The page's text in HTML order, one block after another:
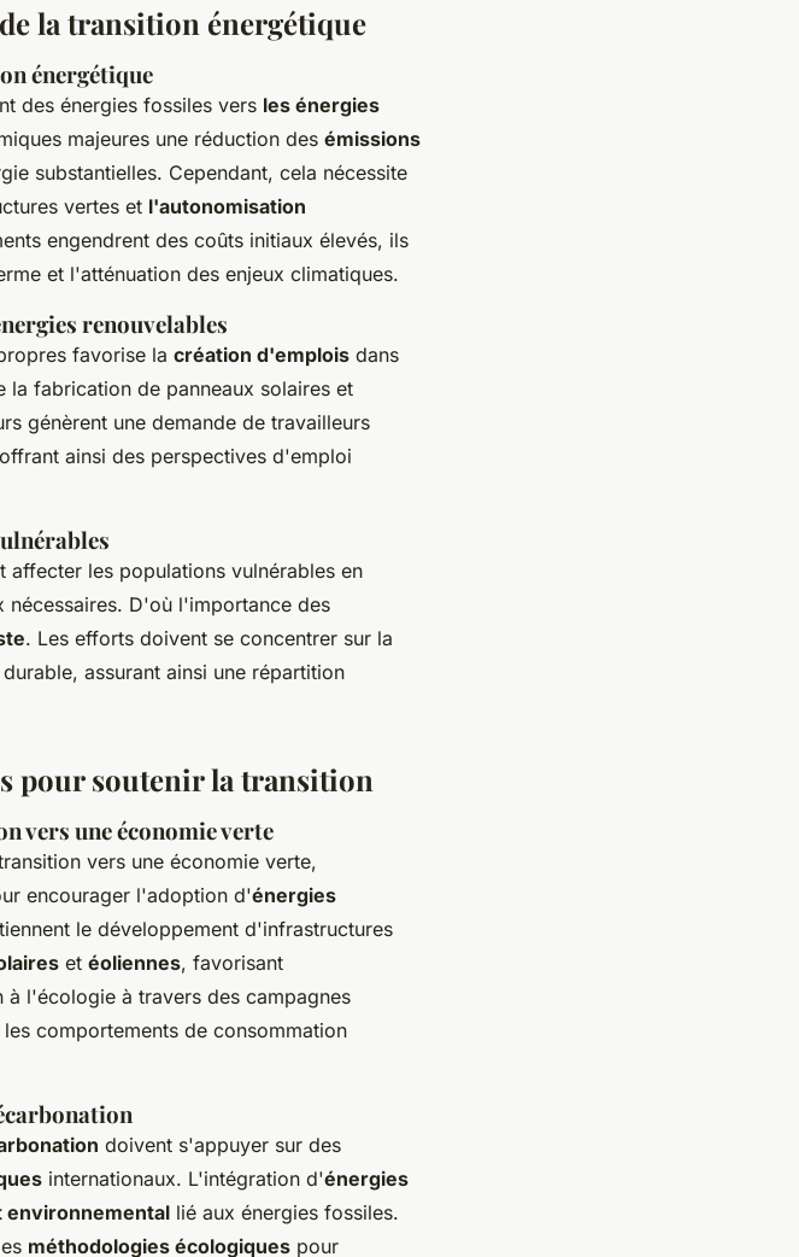
la transition énergétique
énergétique
des énergies fossiles vers les énergies
majeures une réduction des émissions
substantielles. Cependant, cela nécessite
vertes et l'autonomisation
engendrent des coûts initiaux élevés, ils
et l'atténuation des enjeux climatiques.
renouvelables
favorise la création d'emplois dans
la fabrication de panneaux solaires et
génèrent une demande de travailleurs
ainsi des perspectives d'emploi
affecter les populations vulnérables en
nécessaires. D'où l'importance des
. Les efforts doivent se concentrer sur la
assurant ainsi une répartition
pour soutenir la transition
vers une économie verte
vers une économie verte,
encourager l'adoption d'énergies
le développement d'infrastructures
et éoliennes, favorisant
à l'écologie à travers des campagnes
comportements de consommation
doivent s'appuyer sur des
internationaux. L'intégration d'énergies
environnemental lié aux énergies fossiles.
méthodologies écologiques pour